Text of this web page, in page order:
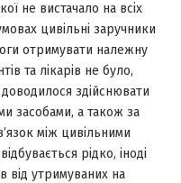
не вистачало на всіх
цивільні заручники
отримувати належну
та лікарів не було,
здійснювати
засобами, а також за
між цивільними
рідко, іноді
від утримуваних на